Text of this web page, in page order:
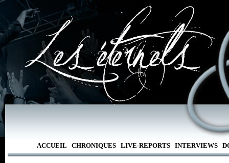
ACCUEIL CHRONIQUES LIVE-REPORTS INTERVIEWS